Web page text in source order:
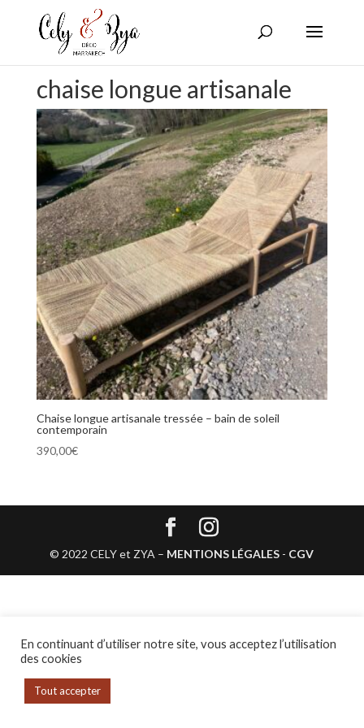
chaise longue artisanale
Chaise longue artisanale tressée – bain de soleil
contemporain
390,00€
© 2022 CELY et ZYA – MENTIONS LÉGALES - CGV
En continuant d’utiliser notre site, vous acceptez l’utilisation
des cookies
Tout accepter